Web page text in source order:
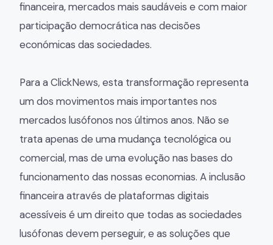
financeira, mercados mais saudáveis e com maior
participação democrática nas decisões
económicas das sociedades.
Para a ClickNews, esta transformação representa
um dos movimentos mais importantes nos
mercados lusófonos nos últimos anos. Não se
trata apenas de uma mudança tecnológica ou
comercial, mas de uma evolução nas bases do
funcionamento das nossas economias. A inclusão
financeira através de plataformas digitais
acessíveis é um direito que todas as sociedades
lusófonas devem perseguir, e as soluções que